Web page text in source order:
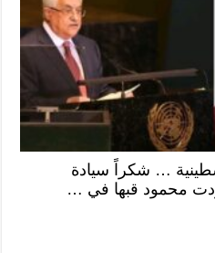
… شكراً سيادة
محمود قبها في …